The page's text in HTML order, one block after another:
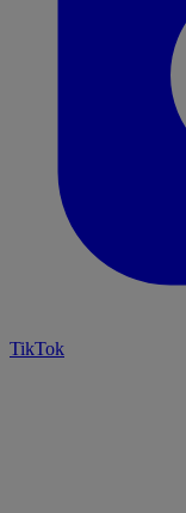
TikTok